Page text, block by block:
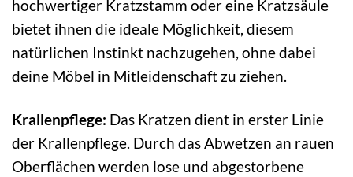
hochwertiger Kratzstamm oder eine Kratzsäule
bietet ihnen die ideale Möglichkeit, diesem
natürlichen Instinkt nachzugehen, ohne dabei
deine Möbel in Mitleidenschaft zu ziehen.
Krallenpflege: Das Kratzen dient in erster Linie
der Krallenpflege. Durch das Abwetzen an rauen
Oberflächen werden lose und abgestorbene